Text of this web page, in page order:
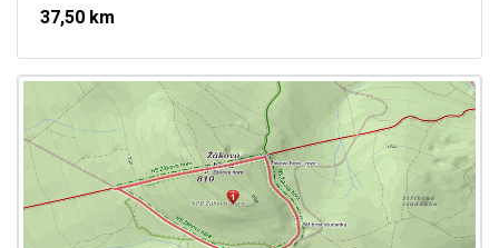
37,50 km